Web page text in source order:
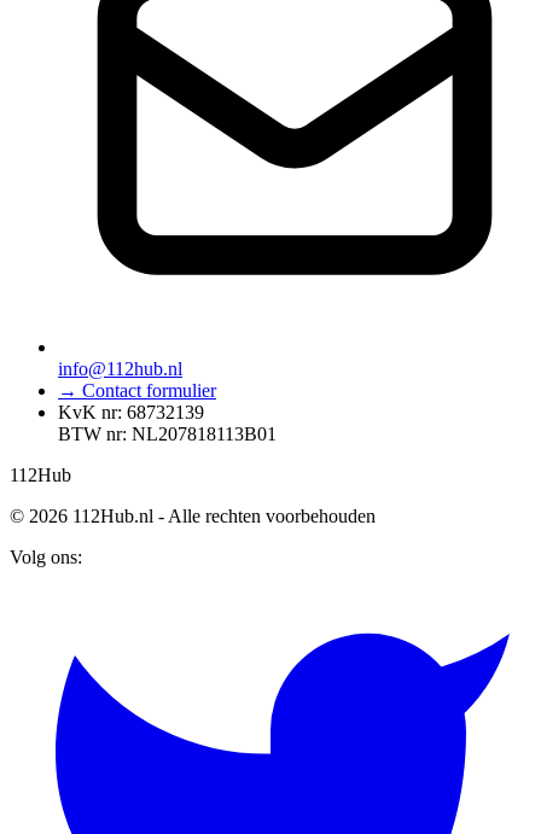
info@112hub.nl
→ Contact formulier
KvK nr: 68732139
BTW nr: NL207818113B01
112Hub
© 2026 112Hub.nl - Alle rechten voorbehouden
Volg ons: